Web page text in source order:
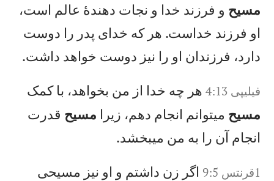
مسيح و فرزند خدا و نجات دهندهٔ عالم است،
او فرزند خداست. هر كه خدای پدر را دوست
دارد، فرزندان او را نيز دوست خواهد داشت.
فيليپی 4:13
هر چه خدا از من بخواهد، با كمک
مسيح میتوانم انجام دهم، زيرا مسيح قدرت
انجام آن را به من میبخشد.
1‏قرنتس 9:5
اگر زن داشتم و او نيز مسيحی